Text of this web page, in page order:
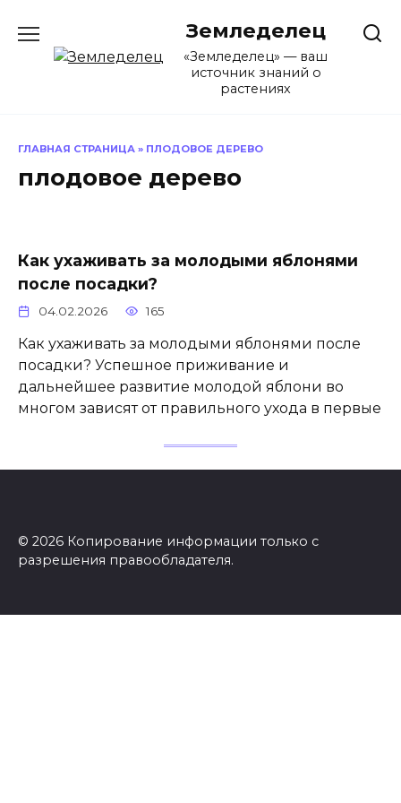
содержанию
Земледелец
«Земледелец» — ваш
источник знаний о
растениях
ГЛАВНАЯ СТРАНИЦА » ПЛОДОВОЕ ДЕРЕВО
плодовое дерево
Как ухаживать за молодыми яблонями
после посадки?
04.02.2026 165
Как ухаживать за молодыми яблонями после
посадки? Успешное приживание и
дальнейшее развитие молодой яблони во
многом зависят от правильного ухода в первые
© 2026 Копирование информации только с
разрешения правообладателя.